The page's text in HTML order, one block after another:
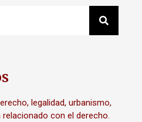
legalidad, urbanismo,
con el derecho.